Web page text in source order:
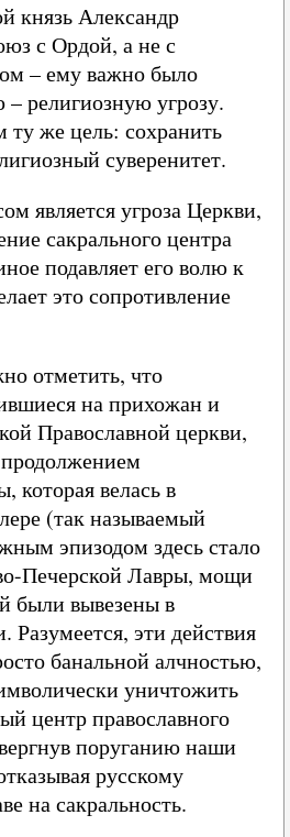
князь Александр
с Ордой, а не с
– ему важно было
– религиозную угрозу.
ту же цель: сохранить
суверенитет.
является угроза Церкви,
сакрального центра
подавляет его волю к
это сопротивление
отметить, что
на прихожан и
Православной церкви,
которая велась в
(так называемый
эпизодом здесь стало
Печерской Лавры, мощи
были вывезены в
Разумеется, эти действия
банальной алчностью,
уничтожить
центр православного
поруганию наши
русскому
на сакральность.